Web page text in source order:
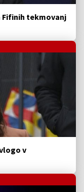
Fifinih tekmovanj
v